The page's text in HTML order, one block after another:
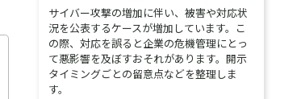
サイバー攻撃の増加に伴い、被害や対応状
況を公表するケースが増加しています。こ
の際、対応を誤ると企業の危機管理にとっ
て悪影響を及ぼすおそれがあります。開示
タイミングごとの留意点などを整理しま
す。